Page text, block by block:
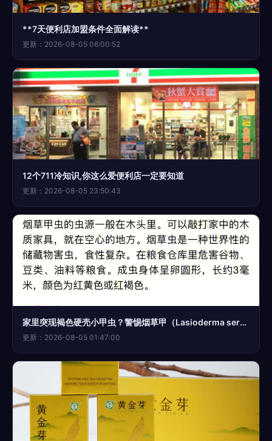
**7天便利店加盟条件全面解读**
更新：2026-08-05 06:00:52
12个711冷知识,你这么爱便利店一定要知道
更新：2026-08-05 23:50:43
家里突现褐色硬壳小甲虫？警惕烟草甲（Lasioderma serricorne）的入侵与防治
更新：2026-08-05 01:47:00